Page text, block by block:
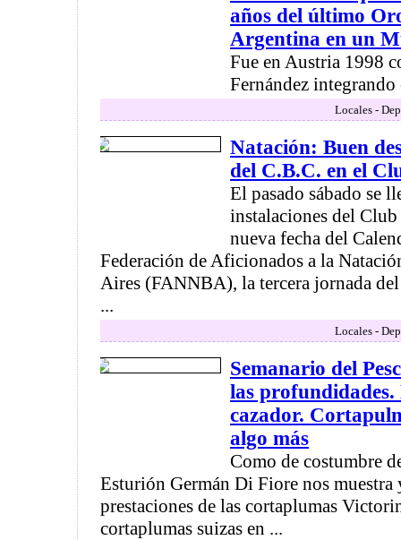
años del último
Argentina en un
Fue en Austria 1998
Fernández
Locales -
Natación: Buen
del C.B.C. en el
El pasado sábado se
instalaciones del
nueva fecha del
Federación de Aficionados a la
Aires (FANNBA), la tercera jornada
...
Locales -
Semanario del
las
cazador.
algo más
Como de costumbre
Esturión Germán Di Fiore nos muestra
prestaciones de las cortaplumas
cortaplumas suizas en ...